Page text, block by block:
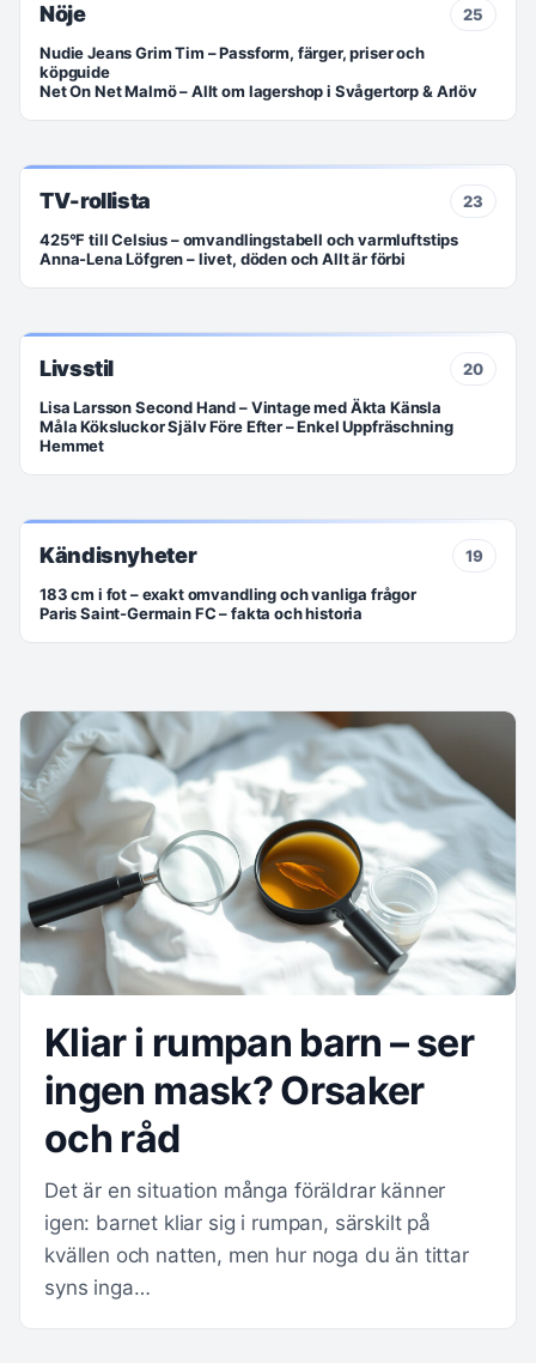
Nöje
25
Nudie Jeans Grim Tim – Passform, färger, priser och
köpguide
Net On Net Malmö – Allt om lagershop i Svågertorp & Arlöv
TV-rollista
23
425°F till Celsius – omvandlingstabell och varmluftstips
Anna-Lena Löfgren – livet, döden och Allt är förbi
Livsstil
20
Lisa Larsson Second Hand – Vintage med Äkta Känsla
Måla Köksluckor Själv Före Efter – Enkel Uppfräschning
Hemmet
Kändisnyheter
19
183 cm i fot – exakt omvandling och vanliga frågor
Paris Saint-Germain FC – fakta och historia
Kliar i rumpan barn – ser
ingen mask? Orsaker
och råd
Det är en situation många föräldrar känner
igen: barnet kliar sig i rumpan, särskilt på
kvällen och natten, men hur noga du än tittar
syns inga…